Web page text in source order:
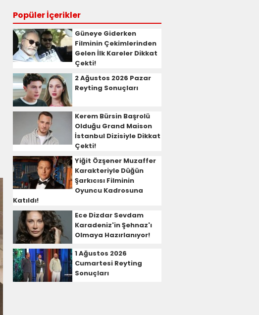
Popüler İçerikler
Güneye Giderken
Filminin Çekimlerinden
Gelen İlk Kareler Dikkat
Çekti!
2 Ağustos 2026 Pazar
Reyting Sonuçları
Kerem Bürsin Başrolü
Olduğu Grand Maison
İstanbul Dizisiyle Dikkat
Çekti!
Yiğit Özşener Muzaffer
Karakteriyle Düğün
Şarkıcısı Filminin
Oyuncu Kadrosuna
Katıldı!
Ece Dizdar Sevdam
Karadeniz'in Şehnaz'ı
Olmaya Hazırlanıyor!
1 Ağustos 2026
Cumartesi Reyting
Sonuçları